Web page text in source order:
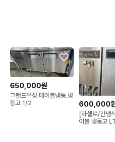
650,000원
그랜드우성 테이블냉동.냉
장고 1/2
600,000
[라셀르/간냉
이블 냉동고